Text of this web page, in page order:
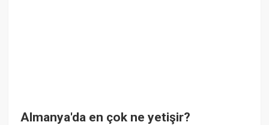
Almanya'da en çok ne yetişir?